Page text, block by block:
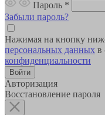
Пароль *
Забыли пароль?
Нажимая на кнопку
персональных данных в
конфиденциальности
Авторизация
Восстановление пароля